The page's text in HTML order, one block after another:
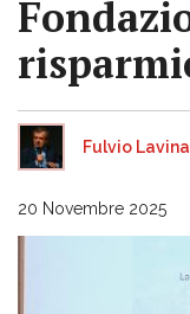
Fulvio Lavina
20 Novembre 2025